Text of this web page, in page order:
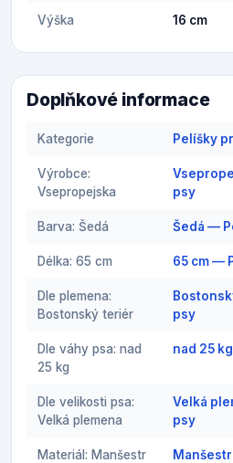
Výška 16 cm
Doplňkové informace
Kategorie Pelíšky
Výrobce:
Vsepropejska
psy
Barva: Šedá Šedá —
Délka: 65 cm 65 cm —
Dle plemena:
Bostonský teriér
psy
Dle váhy psa: nad
25 kg
nad 25
Dle velikosti psa:
Velká plemena
Velká
psy
Materiál: Manšestr